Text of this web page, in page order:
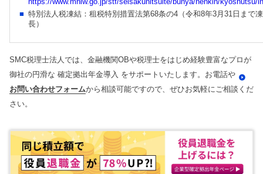
特別法人税凍結：租税特別措置法第68条の4（令和8年3月31日まで
長）
SMC税理士法人では、金融機関OBや税理士をはじめ経験豊富なプロが
御社の円滑な 確定拠出年金導入 をサポートいたします。お電話や
お問い合わせフォームから相談可能ですので、ぜひお気軽にご相談くだ
さい。